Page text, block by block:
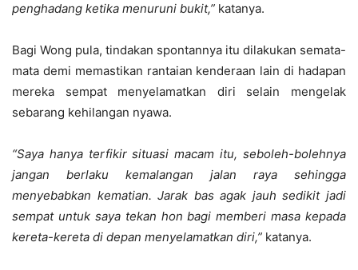
penghadang ketika menuruni bukit,” katanya.
Bagi Wong pula, tindakan spontannya itu dilakukan semata-
mata demi memastikan rantaian kenderaan lain di hadapan
mereka sempat menyelamatkan diri selain mengelak
sebarang kehilangan nyawa.
“Saya hanya terfikir situasi macam itu, seboleh-bolehnya
jangan berlaku kemalangan jalan raya sehingga
menyebabkan kematian. Jarak bas agak jauh sedikit jadi
sempat untuk saya tekan hon bagi memberi masa kepada
kereta-kereta di depan menyelamatkan diri,” katanya.